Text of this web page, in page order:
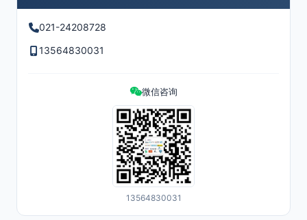
021-24208728
13564830031
微信咨询
13564830031